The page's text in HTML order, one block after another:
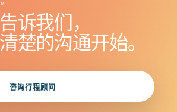
诉我们，
楚的沟通开始。
咨询行程顾问